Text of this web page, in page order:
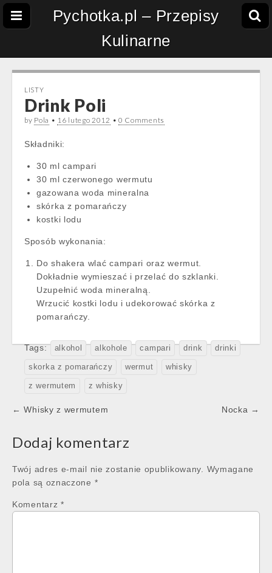
Pychotka.pl – Przepisy
Kulinarne
LISTY
Drink Poli
by Pola • 16 lutego 2012 • 0 Comments
Składniki:
30 ml campari
30 ml czerwonego wermutu
gazowana woda mineralna
skórka z pomarańczy
kostki lodu
Sposób wykonania:
Do shakera wlać campari oraz wermut.
Dokładnie wymieszać i przelać do szklanki.
Uzupełnić woda mineralną.
Wrzucić kostki lodu i udekorować skórka z
pomarańczy.
Tags: alkohol alkohole campari drink drinki
skorka z pomarańczy wermut whisky
z wermutem z whisky
Post
← Whisky z wermutem Nocka →
Dodaj komentarz
Twój adres e-mail nie zostanie opublikowany.
Wymagane
pola są oznaczone *
Komentarz *